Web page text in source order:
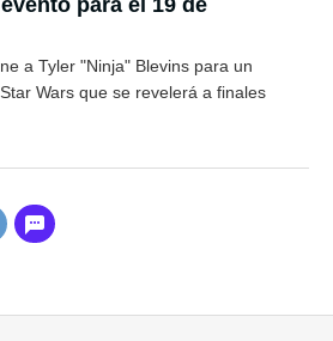
para el 19 de
a Tyler "Ninja" Blevins para un
Wars que se revelerá a finales